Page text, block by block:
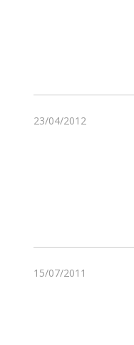
23/04/2012
15/07/2011